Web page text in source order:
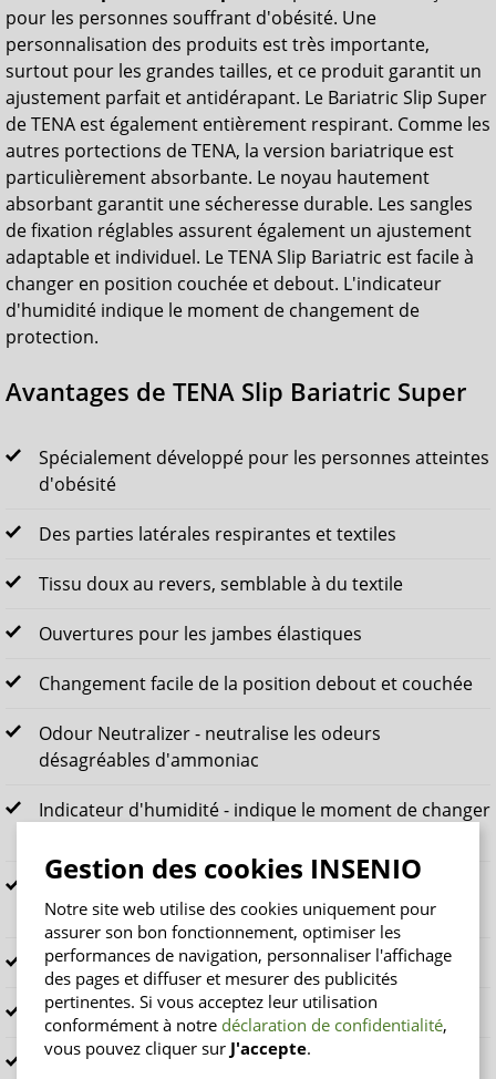
pour les personnes souffrant d'obésité. Une
personnalisation des produits est très importante,
surtout pour les grandes tailles, et ce produit garantit un
ajustement parfait et antidérapant. Le Bariatric Slip Super
de TENA est également entièrement respirant. Comme les
autres portections de TENA, la version bariatrique est
particulièrement absorbante. Le noyau hautement
absorbant garantit une sécheresse durable. Les sangles
de fixation réglables assurent également un ajustement
adaptable et individuel. Le TENA Slip Bariatric est facile à
changer en position couchée et debout. L'indicateur
d'humidité indique le moment de changement de
protection.
Avantages de TENA Slip Bariatric Super
Spécialement développé pour les personnes atteintes
d'obésité
Des parties latérales respirantes et textiles
Tissu doux au revers, semblable à du textile
Ouvertures pour les jambes élastiques
Changement facile de la position debout et couchée
Odour Neutralizer - neutralise les odeurs
désagréables d'ammoniac
Indicateur d'humidité - indique le moment de changer
Ajustement optimal et antidérapant grâce à des
sangles de fixation réglables
Absorption ultra-rapide - noyau très absorbant
Sensation de sécheresse pendant une longue durée
Disponible en 2XL et 3XL
Gestion des cookies INSENIO
Notre site web utilise des cookies uniquement pour
assurer son bon fonctionnement, optimiser les
performances de navigation, personnaliser l'affichage
des pages et diffuser et mesurer des publicités
pertinentes. Si vous acceptez leur utilisation
conformément à notre déclaration de confidentialité,
vous pouvez cliquer sur J'accepte.